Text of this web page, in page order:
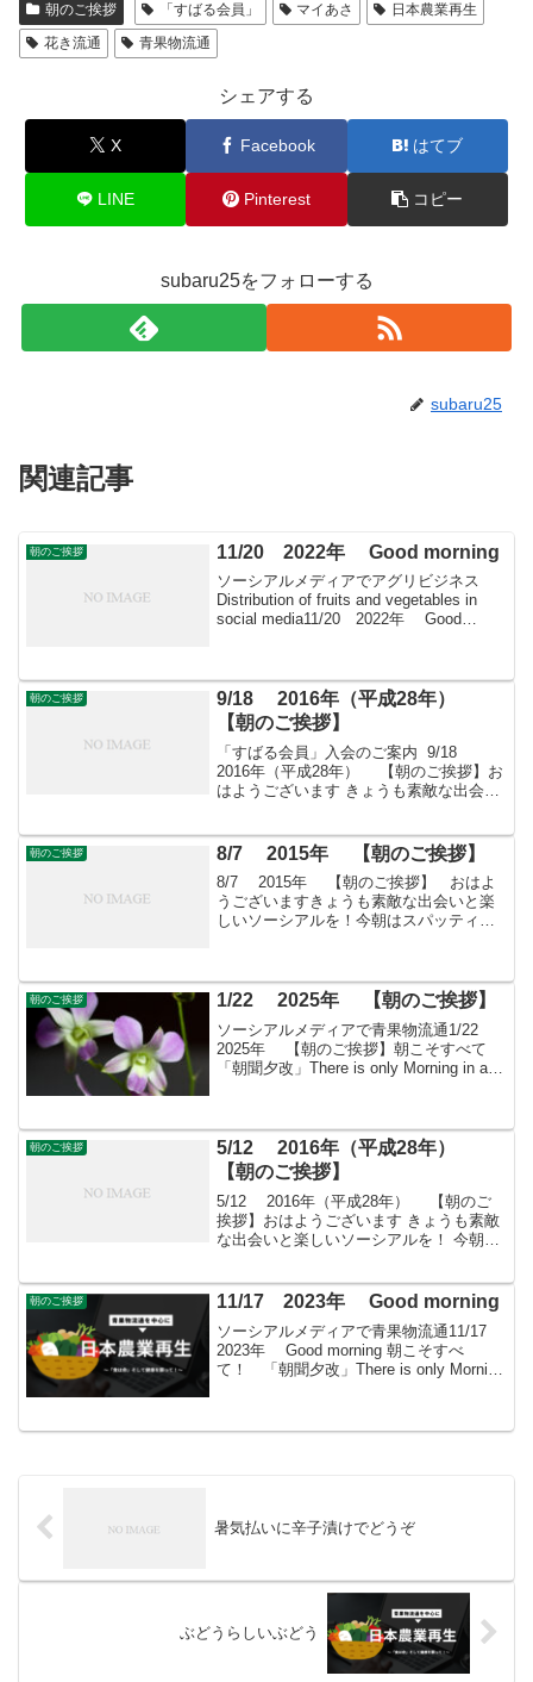
朝のご挨拶 「すばる会員」 マイあさ
日本農業再生
花き流通
青果物流通
シェアする
X Facebook はてブ
LINE Pinterest コピー
subaru25をフォローする
subaru25
関連記事
朝のご挨拶 11/20 2022年 Good morning
ソーシアルメディアでアグリビジネス
Distribution of fruits and vegetables in
social media11/20 2022年 Good
朝のご挨拶
9/18 2016年（平成28年）
【朝のご挨拶】
「すばる会員」入会のご案内 9/18
2016年（平成28年） 【朝のご挨拶】お
はようございます きょうも素敵な出会い
「日本農業再生」プロをめざす皆さんの
朝のご挨拶 8/7 2015年 【朝のご挨拶】
8/7 2015年 【朝のご挨拶】 おはよ
うございますきょうも素敵な出会いと楽
しいソーシアルを！今朝はスパッティと
込みはこちら
朝のご挨拶 1/22 2025年 【朝のご挨拶】
ソーシアルメディアで青果物流通1/22
2025年 【朝のご挨拶】朝こそすべて
「朝聞夕改」There is only Morning in all
朝のご挨拶
5/12 2016年（平成28年）
【朝のご挨拶】
5/12 2016年（平成28年） 【朝のご
挨拶】おはようございます きょうも素敵
な出会いと楽しいソーシアルを！ 今朝は
んのために、年会費制 「すばる会員」
朝のご挨拶 11/17 2023年 Good morning
ソーシアルメディアで青果物流通11/17
2023年 Good morning 朝こそすべ
て！ 「朝聞夕改」There is only Morning
暑気払いに辛子漬けでどうぞ
ぶどうらしいぶどう